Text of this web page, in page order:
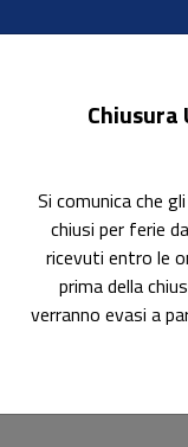
AccessibiliIn
Si comunica che
chiusi per ferie
ricevuti entro le
prima della
verranno evasi a